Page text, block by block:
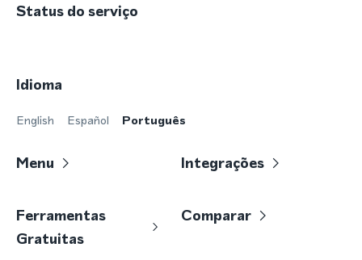
Status do serviço
Idioma
English Español Português
Menu Integrações
Ferramentas
Gratuitas
Comparar